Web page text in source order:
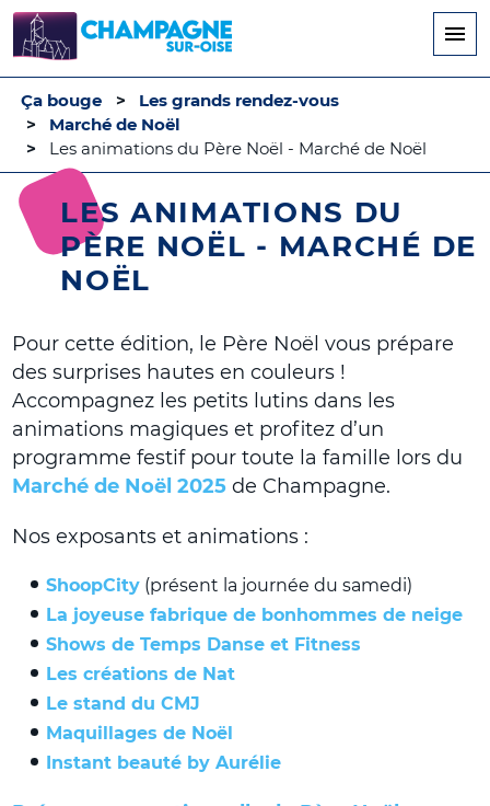
principal
Ça bouge
Les grands rendez-vous
Marché de Noël
Les animations du Père Noël - Marché de Noël
LES ANIMATIONS DU
PÈRE NOËL - MARCHÉ DE
NOËL
Pour cette édition, le Père Noël vous prépare
des surprises hautes en couleurs !
Accompagnez les petits lutins dans les
animations magiques et profitez d’un
programme festif pour toute la famille lors du
Marché de Noël 2025 de Champagne.
Nos exposants et animations :
ShoopCity (présent la journée du samedi)
La joyeuse fabrique de bonhommes de neige
Shows de Temps Danse et Fitness
Les créations de Nat
Le stand du CMJ
Maquillages de Noël
Instant beauté by Aurélie